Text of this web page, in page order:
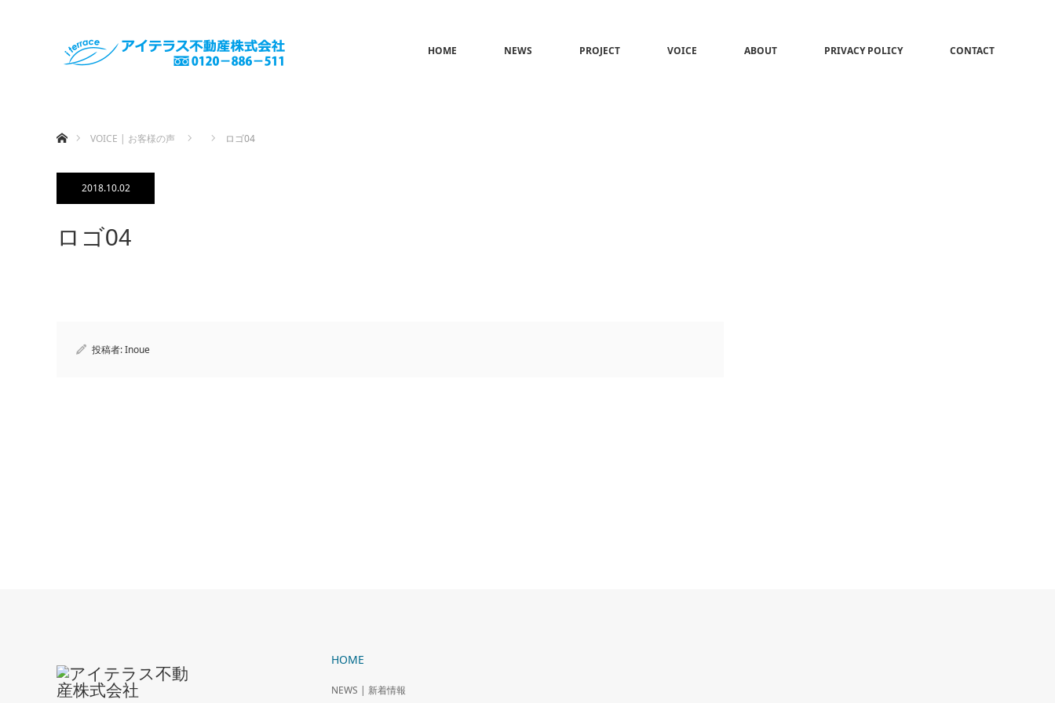
HOME NEWS PROJECT VOICE ABOUT PRIVACY POLICY CONTACT
VOICE | お客様の声
ロゴ04
2018.10.02
ロゴ04
投稿者:Inoue
HOME
NEWS | 新着情報